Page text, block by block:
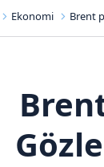
Ekonomi Brent